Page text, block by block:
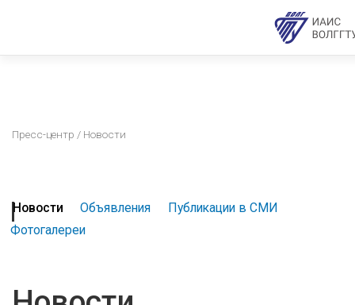
Пресс-центр / Новости
Новости Объявления
Публикации в СМИ
Фотогалереи